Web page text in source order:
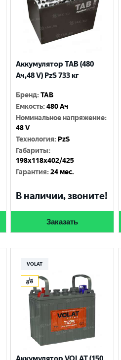
Аккумулятор TAB (480
Ач,48 V) PzS 733 кг
Бренд:TAB
Емкость:480 Ач
Номинальное напряжение:
48 V
Технология: PzS
Габариты:
198x118x402/425
Гарантия:24 мес.
В наличии, звоните!
Заказать
VOLAT